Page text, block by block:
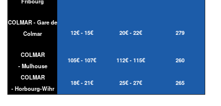
COLMAR - Gare de
Colmar
12€ - 15€ 20€ - 22€ 279
COLMAR
- Mulhouse
105€ - 107€ 112€ - 115€ 260
COLMAR
- Horbourg-Wihr
18€ - 21€ 25€ - 27€ 265